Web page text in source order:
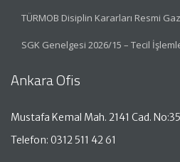
TÜRMOB Disiplin Kararları Resmi
SGK Genelgesi 2026/15 – Tecil
Ankara Ofis
Mustafa Kemal Mah. 2141 Cad.
Telefon: 0312 511 42 61